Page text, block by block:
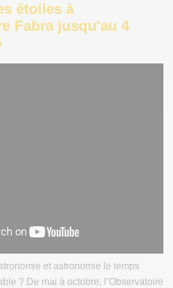
étoiles à
Fabra jusqu'au 4
et astronomie le temps
? De mai à octobre, l’Observatoire